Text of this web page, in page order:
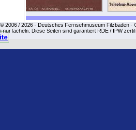
2006 / 2026 - Deutsches Fernsehmuseum Filzbaden -
nur lächeln: Diese Seiten sind garantiert RDE / IPW